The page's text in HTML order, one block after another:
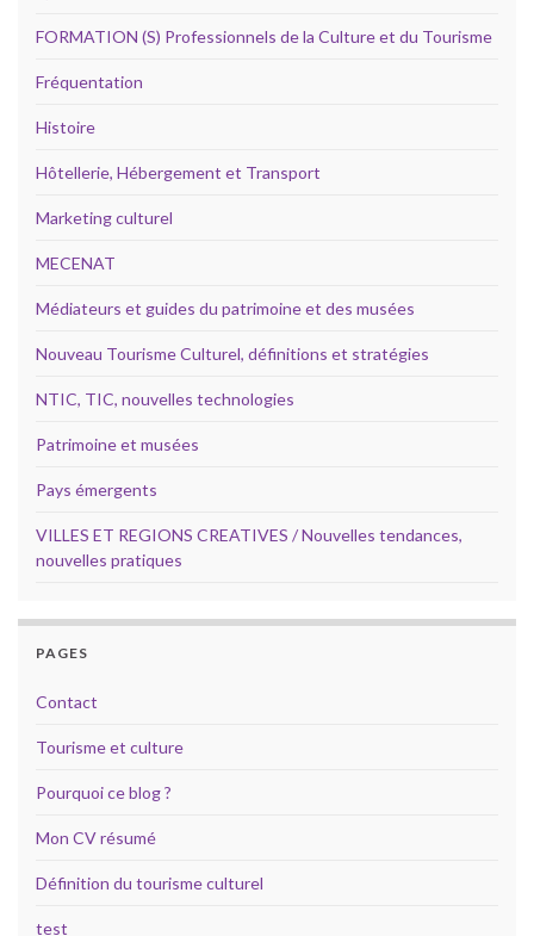
FORMATION (S) Professionnels de la Culture et du Tourisme
Fréquentation
Histoire
Hôtellerie, Hébergement et Transport
Marketing culturel
MECENAT
Médiateurs et guides du patrimoine et des musées
Nouveau Tourisme Culturel, définitions et stratégies
NTIC, TIC, nouvelles technologies
Patrimoine et musées
Pays émergents
VILLES ET REGIONS CREATIVES / Nouvelles tendances,
nouvelles pratiques
PAGES
Contact
Tourisme et culture
Pourquoi ce blog ?
Mon CV résumé
Définition du tourisme culturel
test